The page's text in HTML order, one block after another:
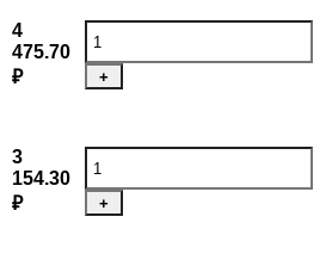
4
475.70
₽
+
3
154.30
₽
+